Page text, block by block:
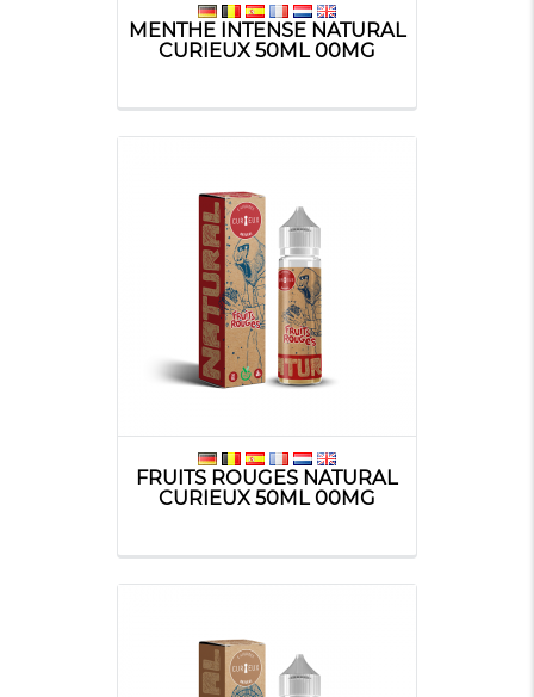
MENTHE INTENSE NATURAL
CURIEUX 50ML 00MG
FRUITS ROUGES NATURAL
CURIEUX 50ML 00MG